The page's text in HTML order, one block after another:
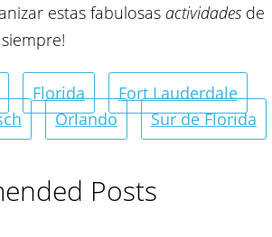
estas fabulosas actividades de
siempre!
Florida
Fort Lauderdale
Orlando Sur de Florida
Posts